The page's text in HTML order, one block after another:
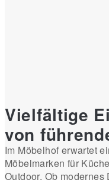
Vielfältige
von
Im Möbelhof erwartet
Möbelmarken für
Outdoor. Ob